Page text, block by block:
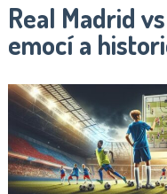
Real Madrid
emocí a